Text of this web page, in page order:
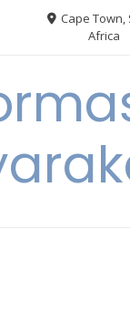
Cape Town,
Africa